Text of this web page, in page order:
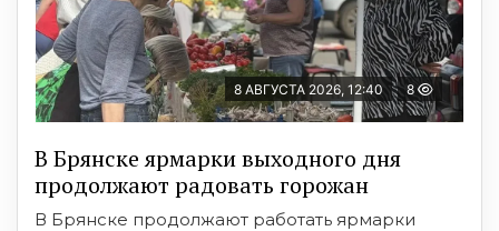
8 АВГУСТА 2026, 12:40 8
В Брянске ярмарки выходного дня
продолжают радовать горожан
В Брянске продолжают работать ярмарки